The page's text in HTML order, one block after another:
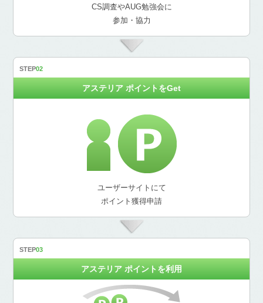
CS調査やAUG勉強会に
参加・協力
アステリア ポイントをGet
ユーザーサイトにて
ポイント獲得申請
アステリア ポイントを利用